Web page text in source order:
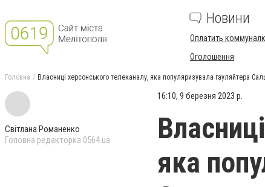
Новини
Оплатить
Оголошення
Головна Власниці херсонського телеканалу, яка популяризувала гауляйтера
Світлана Романенко
Головна редакторка 0564.ua
16:10, 9 березня 2023 р.
яка